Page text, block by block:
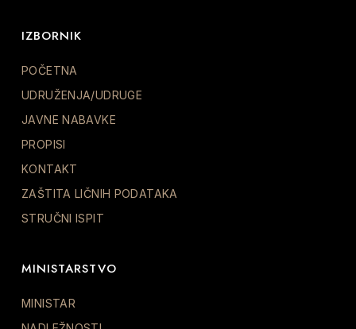
IZBORNIK
POČETNA
UDRUŽENJA/UDRUGE
JAVNE NABAVKE
PROPISI
KONTAKT
ZAŠTITA LIČNIH PODATAKA
STRUČNI ISPIT
MINISTARSTVO
MINISTAR